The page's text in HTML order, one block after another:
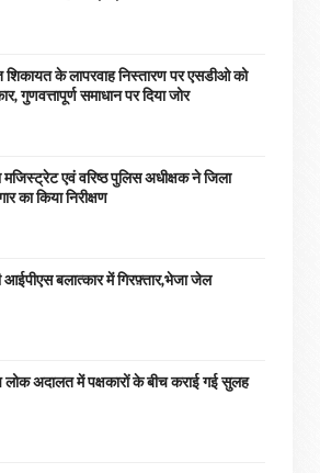
शिकायत के लापरवाह निस्तारण पर एसडीओ को
गुणवत्तापूर्ण समाधान पर दिया जोर
मजिस्ट्रेट एवं वरिष्ठ पुलिस अधीक्षक ने जिला
का किया निरीक्षण
आईपीएस बलात्कार में गिरफ़्तार,भेजा जेल
लोक अदालत में पक्षकारों के बीच कराई गई सुलह